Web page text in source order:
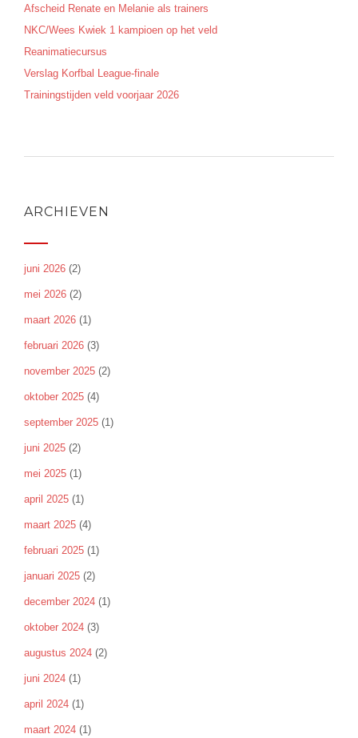
Afscheid Renate en Melanie als trainers
NKC/Wees Kwiek 1 kampioen op het veld
Reanimatiecursus
Verslag Korfbal League-finale
Trainingstijden veld voorjaar 2026
ARCHIEVEN
juni 2026 (2)
mei 2026 (2)
maart 2026 (1)
februari 2026 (3)
november 2025 (2)
oktober 2025 (4)
september 2025 (1)
juni 2025 (2)
mei 2025 (1)
april 2025 (1)
maart 2025 (4)
februari 2025 (1)
januari 2025 (2)
december 2024 (1)
oktober 2024 (3)
augustus 2024 (2)
juni 2024 (1)
april 2024 (1)
maart 2024 (1)